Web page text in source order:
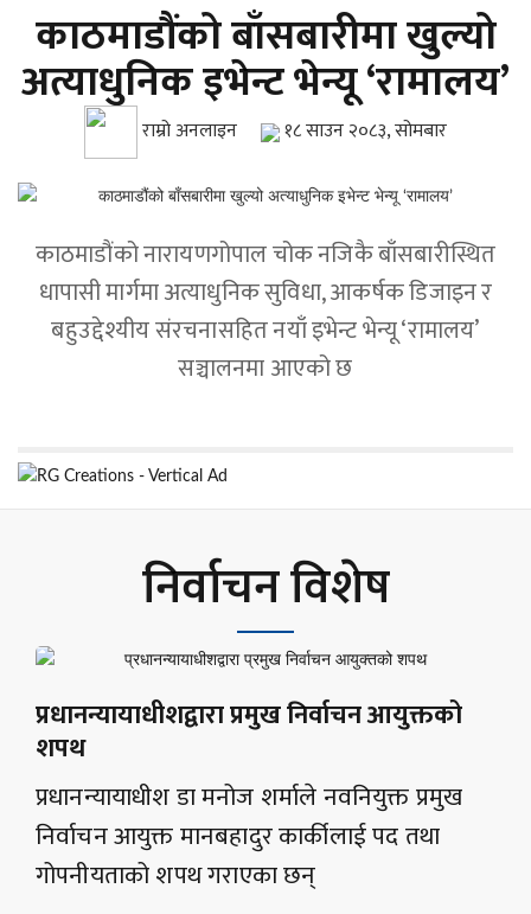
काठमाडौंको बाँसबारीमा खुल्यो
अत्याधुनिक इभेन्ट भेन्यू ‘रामालय’
राम्रो अनलाइन १८ साउन २०८३, सोमबार
काठमाडौंको नारायणगोपाल चोक नजिकै बाँसबारीस्थित
धापासी मार्गमा अत्याधुनिक सुविधा, आकर्षक डिजाइन र
बहुउद्देश्यीय संरचनासहित नयाँ इभेन्ट भेन्यू ‘रामालय’
सञ्चालनमा आएको छ
निर्वाचन विशेष
प्रधानन्यायाधीशद्वारा प्रमुख निर्वाचन आयुक्तको
शपथ
प्रधानन्यायाधीश डा मनोज शर्माले नवनियुक्त प्रमुख
निर्वाचन आयुक्त मानबहादुर कार्कीलाई पद तथा
गोपनीयताको शपथ गराएका छन्